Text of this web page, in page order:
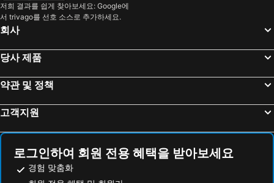
저희 결과를 쉽게 찾아보세요: Google에
서 trivago를 선호 소스로 추가하세요.
회사
당사 제품
약관 및 정책
고객지원
로그인하여 회원 전용 혜택을 받아보세요
경험 맞춤화